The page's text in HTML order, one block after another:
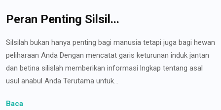
Peran Penting Silsil...
Silsilah bukan hanya penting bagi manusia tetapi juga bagi hewan
peliharaan Anda Dengan mencatat garis keturunan induk jantan
dan betina silislah memberikan informasi lngkap tentang asal
usul anabul Anda Terutama untuk...
Baca